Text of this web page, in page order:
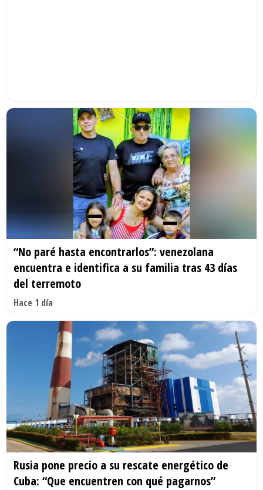
“No paré hasta encontrarlos”: venezolana
encuentra e identifica a su familia tras 43 días
del terremoto
Hace 1 día
Rusia pone precio a su rescate energético de
Cuba: “Que encuentren con qué pagarnos”